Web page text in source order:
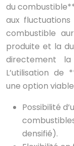
du
aux
combustible
produite et la
directement
L’utilisation de
une option
Possibilité
densifié).